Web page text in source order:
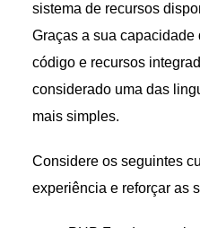
sistema de recursos
Graças a sua
código e recursos
considerado uma das
mais simples.
Considere os seguintes
experiência e reforçar as